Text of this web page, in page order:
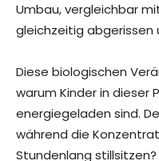
Umbau, vergleichbar
gleichzeitig abgerissen
Diese biologischen
warum Kinder in dieser
energiegeladen sind.
während die
Stundenlang